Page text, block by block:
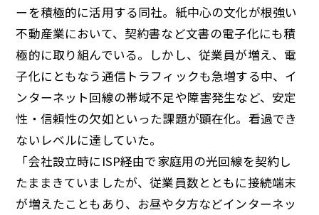
ーを積極的に活用する同社。紙中心の文化が根強い
不動産業において、契約書など文書の電子化にも積
極的に取り組んでいる。しかし、従業員が増え、電
子化にともなう通信トラフィックも急増する中、イ
ンターネット回線の帯域不足や障害発生など、安定
性・信頼性の欠如といった課題が顕在化。看過でき
ないレベルに達していた。
「会社設立時にISP経由で家庭用の光回線を契約し
たままきていましたが、従業員数とともに接続端末
が増えたこともあり、お昼や夕方などインターネッ